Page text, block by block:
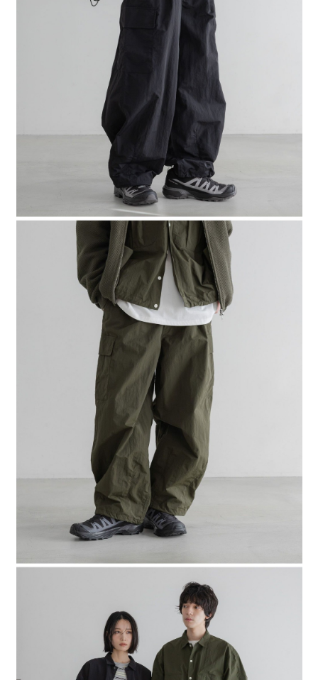
2.基於同意付款使用「大哥付你分期」之契約關係目的，商店將以您的個人
資料（包含姓名、電話或地址）提供予台灣大哥大進項蒐集、處理及利用，
由本公司與您本人進行分期帳單所需資料之確認、核對及更正。
3.完整用戶服務條款，請詳閱以下連結：
https://oppay.tw/userRule
後付繳納相關費用。
※ 交易是否成功請以「AFTEE先享後付 」之結帳頁面顯示為準，若有關於
是否繳費成功／繳費後需取消欲退款等相關疑問，請聯繫「AFTEE先享後付
https://netprotections.freshdesk.com/support/home
１．透過由恩沛科技股份有限公司提供之「AFTEE先享後付」服務完成之交
易，需依本服務之必要範圍內提供個人資料，並將交易相關給付款項請求債
權轉讓予恩沛科技股份有限公司。
２．關於個人資料處理事宜，請瀏覽以下網址：
https://aftee.tw/terms/#terms3
３．未成年的使用者請事先徵得法定代理人或監護人之同意方可使用
「AFTEE先享後付」，若未經同意申辦者引起之損失，本公司不負相關責
４．使用「AFTEE先享後付」時，將依據個別帳號之用戶狀況，依本公司即
時審查核予不同之上限額度；若仍有額度不足之情形，本公司將視審查結果
５．嚴禁一人註冊多個帳號或使用他人資訊註冊。若發現惡意使用之情形，
恩沛科技股份有限公司將有權停止該用戶之使用額度並採取法律行動。
每筆NT$80，滿NT$1,500(含以上)免運費
每筆NT$80，滿NT$1,500(含以上)免運費